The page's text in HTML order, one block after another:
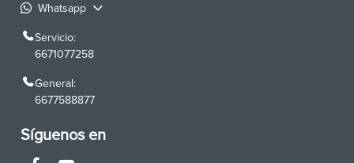
Whatsapp
Servicio:
6671077258
General:
6677588877
Síguenos en